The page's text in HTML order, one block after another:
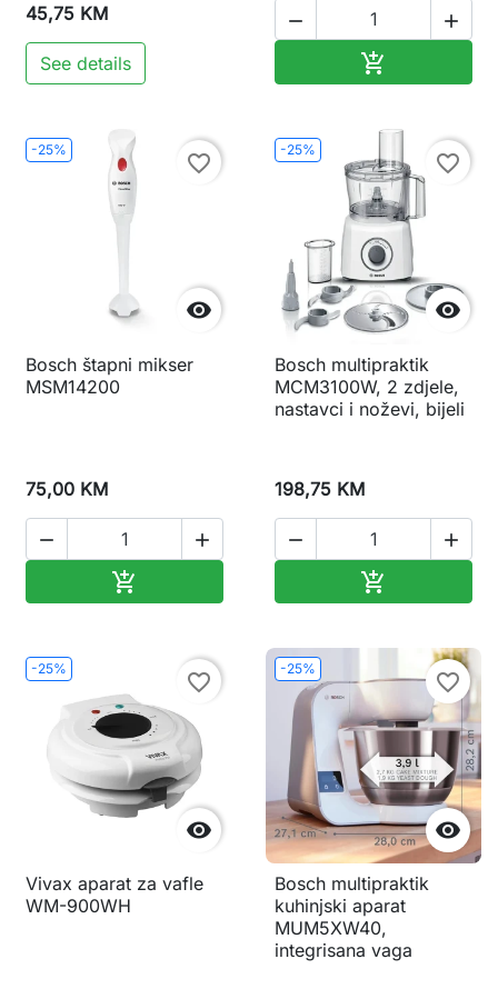
45,75 KM
See details
 

-25%

favorite_border
Bosch štapni mikser
MSM14200
75,00 KM
 

-25%

favorite_border
Bosch multipraktik
MCM3100W, 2 zdjele,
nastavci i noževi, bijeli
198,75 KM
 

-25%

favorite_border
Vivax aparat za vafle
WM-900WH
-25%

favorite_border
Bosch multipraktik
kuhinjski aparat
MUM5XW40,
integrisana vaga